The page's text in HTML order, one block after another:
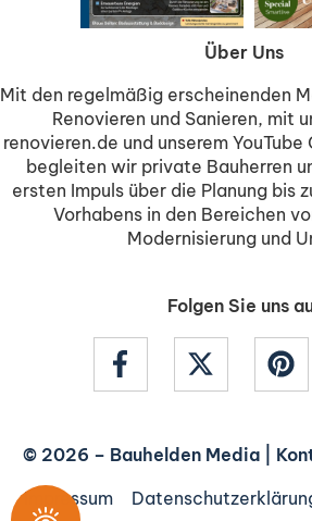
Über Uns
Mit den regelmäßig erscheinenden
Renovieren und Sanieren, mit
renovieren.de und unserem YouTube
begleiten wir private Bauherren
ersten Impuls über die Planung bis
Vorhabens in den Bereichen
Modernisierung und
Folgen Sie uns
© 2026 – Bauhelden Media|
Impressum